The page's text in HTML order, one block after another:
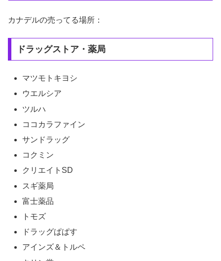
カナデルの売ってる場所：
ドラッグストア・薬局
マツモトキヨシ
ウエルシア
ツルハ
ココカラファイン
サンドラッグ
コクミン
クリエイトSD
スギ薬局
富士薬品
トモズ
ドラッグぱぱす
アインズ＆トルペ